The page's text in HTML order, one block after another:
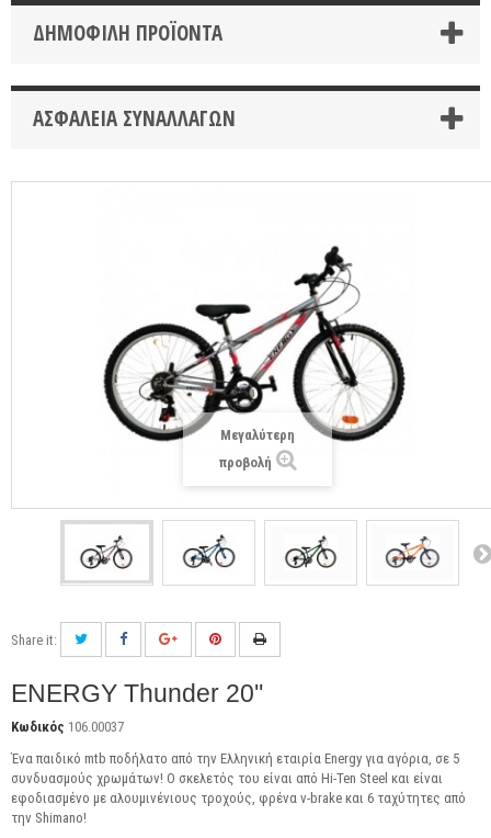
ΔΗΜΟΦΙΛΉ ΠΡΟΪΌΝΤΑ
ΑΣΦΆΛΕΙΑ ΣΥΝΑΛΛΑΓΏΝ
Μεγαλύτερη
προβολή
Share it:
ENERGY Thunder 20''
Κωδικός 106.00037
Ένα παιδικό mtb ποδήλατο από την Ελληνική εταιρία Energy για αγόρια, σε 5
συνδυασμούς χρωμάτων! Ο σκελετός του είναι από Hi-Ten Steel και είναι
εφοδιασμένο με αλουμινένιους τροχούς, φρένα v-brake και 6 ταχύτητες από
την Shimano!